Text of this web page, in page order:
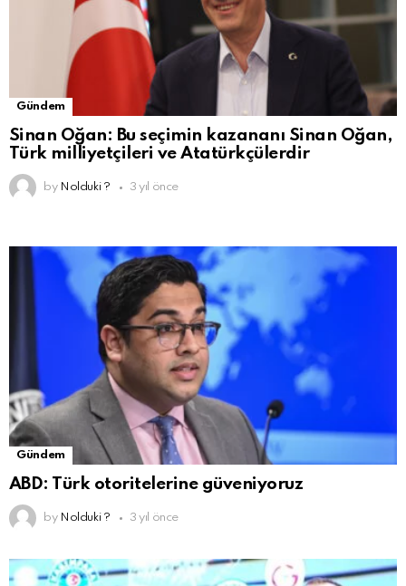
Gündem
Sinan Oğan: Bu seçimin kazananı Sinan Oğan,
Türk milliyetçileri ve Atatürkçülerdir
by Nolduki ? 3 yıl önce
Gündem
ABD: Türk otoritelerine güveniyoruz
by Nolduki ? 3 yıl önce